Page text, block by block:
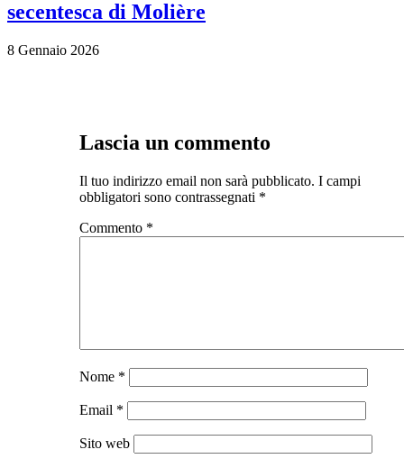
secentesca di Molière
8 Gennaio 2026
Lascia un commento
Il tuo indirizzo email non sarà pubblicato. I campi
obbligatori sono contrassegnati *
Commento *
Nome *
Email *
Sito web